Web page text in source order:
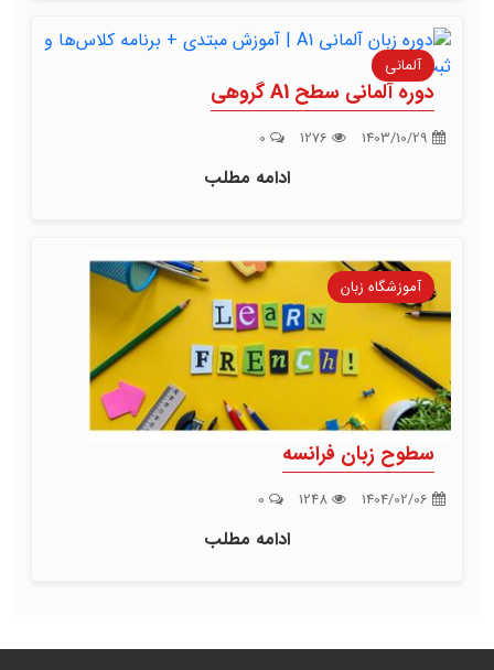
آلمانی
دوره آلمانی سطح A1 گروهی
ادامه مطلب
آموزشگاه زبان
سطوح زبان فرانسه
ادامه مطلب